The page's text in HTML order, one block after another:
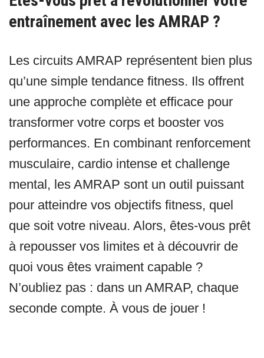
entraînement avec les AMRAP ?
Les circuits AMRAP représentent bien plus
qu’une simple tendance fitness. Ils offrent
une approche complète et efficace pour
transformer votre corps et booster vos
performances. En combinant renforcement
musculaire, cardio intense et challenge
mental, les AMRAP sont un outil puissant
pour atteindre vos objectifs fitness, quel
que soit votre niveau. Alors, êtes-vous prêt
à repousser vos limites et à découvrir de
quoi vous êtes vraiment capable ?
N’oubliez pas : dans un AMRAP, chaque
seconde compte. À vous de jouer !